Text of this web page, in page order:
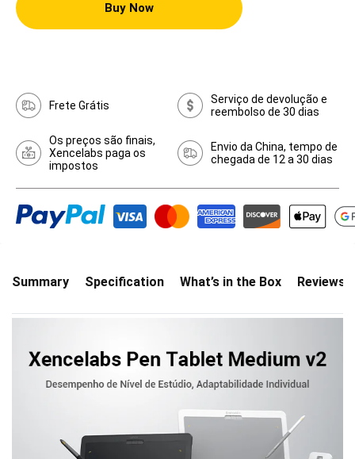
Buy Now
Frete Grátis
Serviço de devolução e
reembolso de 30 dias
Os preços são finais,
Xencelabs paga os
impostos
Envio da China, tempo de
chegada de 12 a 30 dias
Summary Specification What’s in the Box